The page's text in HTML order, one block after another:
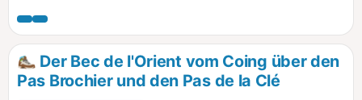
Chartreuse und die Ebene von Saint-Marcellin. Es gibt keine
Schwierigkeiten, außer der Länge und dem Schlamm bei
Regenwetter.
Der Bec de l'Orient vom Coing über den
Pas Brochier und den Pas de la Clé